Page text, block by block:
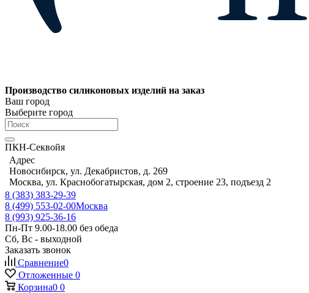
Производство силиконовых изделий на заказ
Ваш город
Выберите город
ПКН-Секвойя
Адрес
Новосибирск, ул. Декабристов, д. 269
Москва, ул. Краснобогатырская, дом 2, строение 23, подъезд 2
8 (383) 383-29-39
8 (499) 553-02-00Москва
8 (993) 925-36-16
Пн-Пт 9.00-18.00 без обеда
Сб, Вс - выходной
Заказать звонок
Сравнение0
Отложенные 0
Корзина0 0